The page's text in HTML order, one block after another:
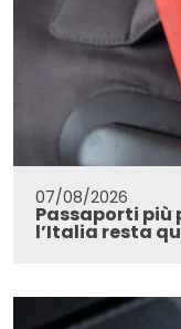
07/08/2026
Passaporti più
l’Italia resta